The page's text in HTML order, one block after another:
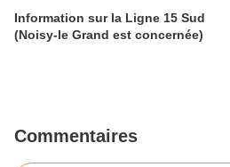
Information sur la Ligne 15 Sud
(Noisy-le Grand est concernée)
Commentaires